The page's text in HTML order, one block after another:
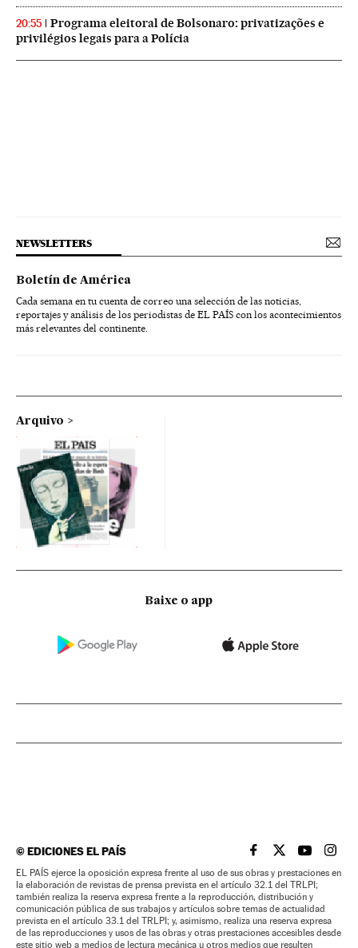
20:55
Programa eleitoral de Bolsonaro: privatizações e
privilégios legais para a Polícia
NEWSLETTERS
Boletín de América
Cada semana en tu cuenta de correo una selección de las noticias,
reportajes y análisis de los periodistas de EL PAÍS con los acontecimientos
más relevantes del continente.
Arquivo
Baixe o app
©EDICIONES EL PAÍS EL PAÍS BRASIL EN
EL PAÍSEL PAÍS
EL
EL PAÍS ejerce la oposición expresa frente al uso de sus obras y prestaciones en
la elaboración de revistas de prensa prevista en el artículo 32.1 del TRLPI;
también realiza la reserva expresa frente a la reproducción, distribución y
comunicación pública de sus trabajos y artículos sobre temas de actualidad
prevista en el artículo 33.1 del TRLPI; y, asimismo, realiza una reserva expresa
de las reproducciones y usos de las obras y otras prestaciones accesibles desde
este sitio web a medios de lectura mecánica u otros medios que resulten